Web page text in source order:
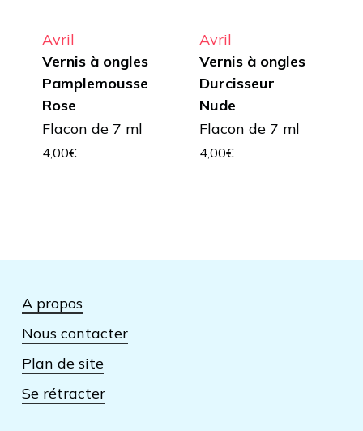
Avril
Vernis à ongles
Pamplemousse
Rose
Flacon de 7 ml
4,00€
Avril
Vernis à ongles
Durcisseur
Nude
Flacon de 7 ml
4,00€
A propos
Nous contacter
Plan de site
Se rétracter